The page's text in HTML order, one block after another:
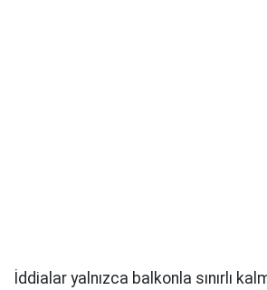
İddialar yalnızca balkonla sınırlı